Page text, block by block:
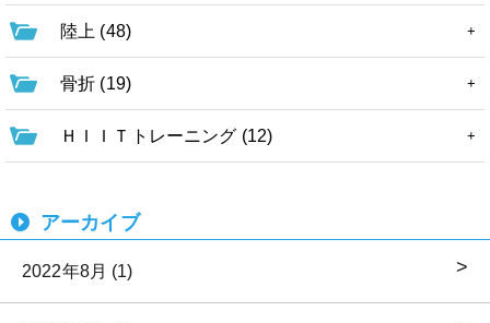
陸上 (48)
骨折 (19)
ＨＩＩＴトレーニング (12)
アーカイブ
2022年8月 (1)